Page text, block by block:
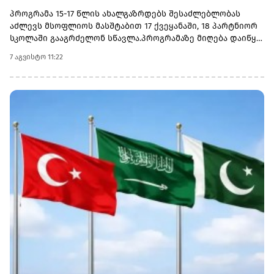
პროგრამა 15-17 წლის ახალგაზრდებს შესაძლებლობას
აძლევს მსოფლიოს მასშტაბით 17 ქვეყანაში, 18 პარტნიორ
სკოლაში გააგრძელონ სწავლა.პროგრამაზე მიღება დაიწყო
ეწვიეთ ვებგვერდს. ინფორმაციისთვის, გაერთიანებული
მსოფლიო სკოლები (UWC) წარმოადგენს საერთაშორისო
საგანმანათლებლო მოძრაობას ახალგაზრდებისთვის,
სხვადასხვა ერისა და კულტურის დასაახლოებლად და ამ
გზით შეუწყოს ხელი მშვიდობიანი და მდგრადი მომავლის
შექმნას. UWC მსოფლიოს სხვადასხვა კონტინენტის 18
საერთაშორისო სკოლასა და კოლეჯს აერთიანებს.
პროგრამის ფარგლებში სწავლება მიმდინარეობს 17
სხვადასხვა ქვეყანაში, მათ შორის − კანადაში, აშშ-ში,
ჩინეთში, იაპონიაში, ტაილანდში, გერმანიასა და
იტალიაში.საქართველოს ბანკმა UWC Georgia-სთან
თანამშრომლობა 2025 წელს დაიწყო და უკვე გამოავლინა 2
სტიპენდიატი. საქართველოს ბანკის მხარდაჭერით,
ქართველ მოსწავლეებს აქვთ უნიკალური შესაძლებლობა,
7 აგვისტო 11:22